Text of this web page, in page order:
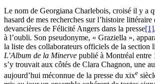
Le nom de Georgiana Charlebois, croisé il y a
hasard de mes recherches sur l’histoire littéraire
devancières de Félicité Angers dans la presse[1]
à l’oubli. Son pseudonyme, « Graziella »,
la liste des collaborateurs officiels de la section
L’Album de la Minerve publié à Montréal entre
s’y trouvait aux côtés de Clara Chagnon, une
aujourd’hui méconnue de la presse du xixe